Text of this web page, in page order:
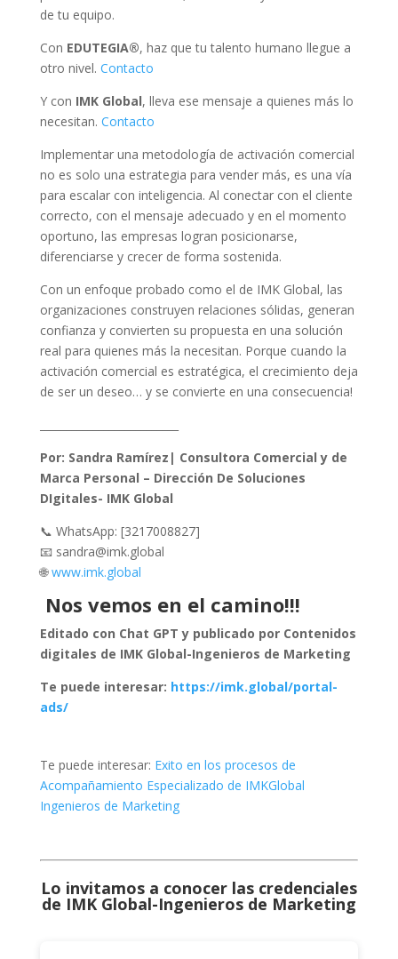
de tu equipo.
Con EDUTEGIA®, haz que tu talento humano llegue a
otro nivel. Contacto
Y con IMK Global, lleva ese mensaje a quienes más lo
necesitan. Contacto
Implementar una metodología de activación comercial
no es solo una estrategia para vender más, es una vía
para escalar con inteligencia. Al conectar con el cliente
correcto, con el mensaje adecuado y en el momento
oportuno, las empresas logran posicionarse,
diferenciarse y crecer de forma sostenida.
Con un enfoque probado como el de IMK Global, las
organizaciones construyen relaciones sólidas, generan
confianza y convierten su propuesta en una solución
real para quienes más la necesitan. Porque cuando la
activación comercial es estratégica, el crecimiento deja
de ser un deseo… y se convierte en una consecuencia!
Por: Sandra Ramírez| Consultora Comercial y de
Marca Personal – Dirección De Soluciones
DIgitales- IMK Global
📞 WhatsApp: [3217008827]
📧 sandra@imk.global
🌐www.imk.global
Nos vemos en el camino!!!
Editado con Chat GPT y publicado por Contenidos
digitales de IMK Global-Ingenieros de Marketing
Te puede interesar: https://imk.global/portal-
ads/
Te puede interesar: Exito en los procesos de
Acompañamiento Especializado de IMKGlobal
Ingenieros de Marketing
Lo invitamos a conocer las credenciales
de IMK Global-Ingenieros de Marketing